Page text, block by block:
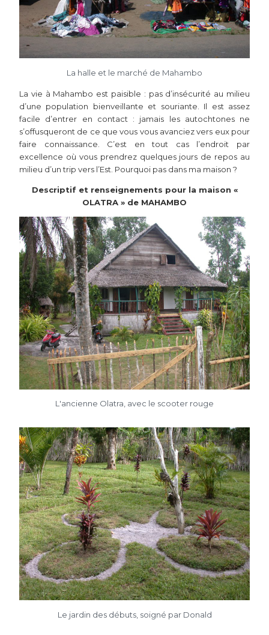
La halle et le marché de Mahambo
La vie à Mahambo est paisible : pas d’insécurité au milieu
d’une population bienveillante et souriante. Il est assez
facile d’entrer en contact : jamais les autochtones ne
s’offusqueront de ce que vous vous avanciez vers eux pour
faire connaissance. C’est en tout cas l’endroit par
excellence où vous prendrez quelques jours de repos au
milieu d’un trip vers l’Est. Pourquoi pas dans ma maison ?
Descriptif et renseignements pour la maison «
OLATRA » de MAHAMBO
L'ancienne Olatra, avec le scooter rouge
Le jardin des débuts, soigné par Donald